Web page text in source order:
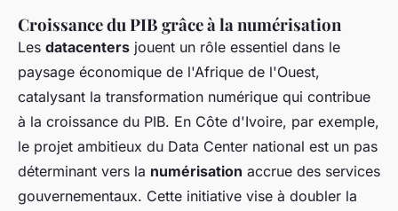
Croissance du PIB grâce à la numérisation
Les datacenters jouent un rôle essentiel dans le
paysage économique de l'Afrique de l'Ouest,
catalysant la transformation numérique qui contribue
à la croissance du PIB. En Côte d'Ivoire, par exemple,
le projet ambitieux du Data Center national est un pas
déterminant vers la numérisation accrue des services
gouvernementaux. Cette initiative vise à doubler la